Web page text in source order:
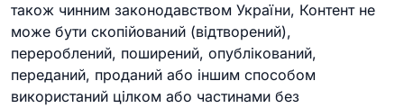
також чинним законодавством України, Контент не
може бути скопійований (відтворений),
перероблений, поширений, опублікований,
переданий, проданий або іншим способом
використаний цілком або частинами без